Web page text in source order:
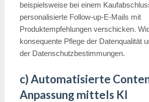
beispielsweise bei einem
personalisierte Follow-up-E-Mails mit
Produktempfehlungen verschicken.
konsequente Pflege der Datenqualität
der Datenschutzbestimmungen.
c) Automatisierte
Anpassung mittels KI